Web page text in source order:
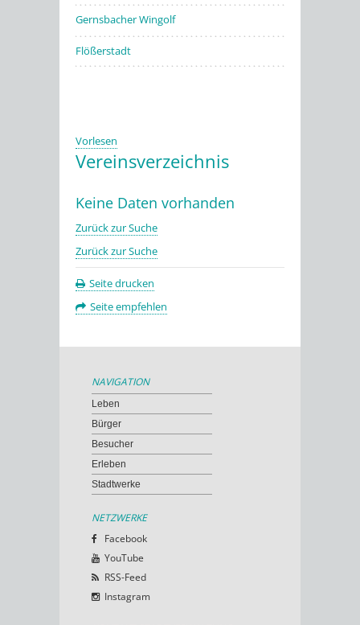
Gernsbacher Wingolf
Flößerstadt
Vorlesen
Vereinsverzeichnis
Keine Daten vorhanden
Zurück zur Suche
Zurück zur Suche
Seite drucken
Seite empfehlen
NAVIGATION
Leben
Bürger
Besucher
Erleben
Stadtwerke
NETZWERKE
Facebook
YouTube
RSS-Feed
Instagram